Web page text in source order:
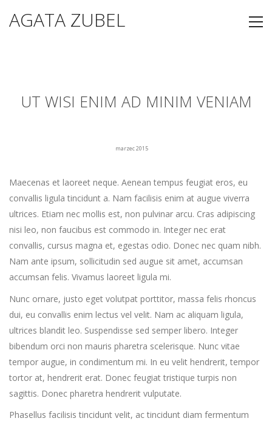
AGATA ZUBEL
UT WISI ENIM AD MINIM VENIAM
marzec 2015
Maecenas et laoreet neque. Aenean tempus feugiat eros, eu
convallis ligula tincidunt a. Nam facilisis enim at augue viverra
ultrices. Etiam nec mollis est, non pulvinar arcu. Cras adipiscing
nisi leo, non faucibus est commodo in. Integer nec erat
convallis, cursus magna et, egestas odio. Donec nec quam nibh.
Nam ante ipsum, sollicitudin sed augue sit amet, accumsan
accumsan felis. Vivamus laoreet ligula mi.
Nunc ornare, justo eget volutpat porttitor, massa felis rhoncus
dui, eu convallis enim lectus vel velit. Nam ac aliquam ligula,
ultrices blandit leo. Suspendisse sed semper libero. Integer
bibendum orci non mauris pharetra scelerisque. Nunc vitae
tempor augue, in condimentum mi. In eu velit hendrerit, tempor
tortor at, hendrerit erat. Donec feugiat tristique turpis non
sagittis. Donec pharetra hendrerit vulputate.
Phasellus facilisis tincidunt velit, ac tincidunt diam fermentum